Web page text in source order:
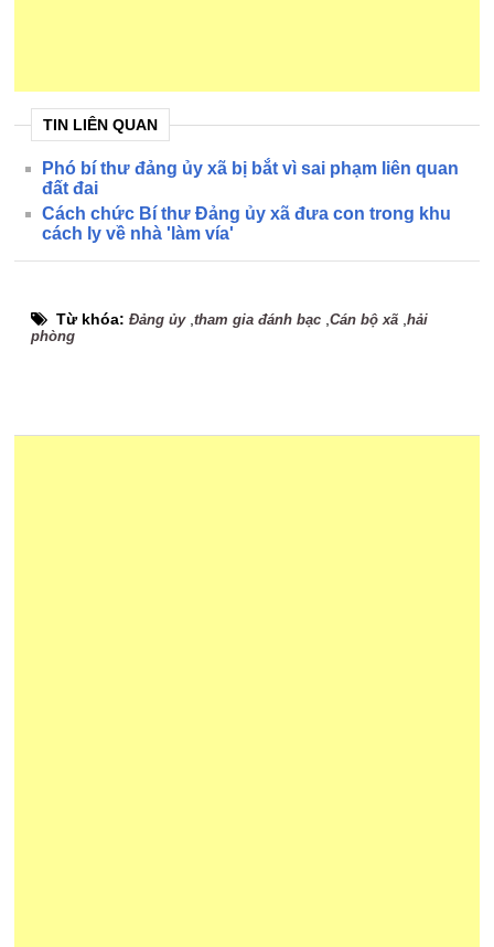
TIN LIÊN QUAN
Phó bí thư đảng ủy xã bị bắt vì sai phạm liên quan
đất đai
Cách chức Bí thư Đảng ủy xã đưa con trong khu
cách ly về nhà 'làm vía'
Từ khóa:Đảng ủy,tham gia đánh bạc ,Cán bộ xã ,hải
phòng